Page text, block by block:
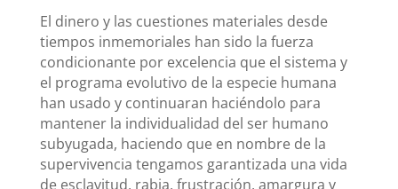
El dinero y las cuestiones materiales desde
tiempos inmemoriales han sido la fuerza
condicionante por excelencia que el sistema y
el programa evolutivo de la especie humana
han usado y continuaran haciéndolo para
mantener la individualidad del ser humano
subyugada, haciendo que en nombre de la
supervivencia tengamos garantizada una vida
de esclavitud, rabia, frustración, amargura y